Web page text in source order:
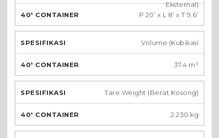
Eksternal)
P 20’ x L 8’ x T 9.6’
Volume (Kubikasi
37.4 m³
Tare Weight (Berat Kosong)
2.230 kg